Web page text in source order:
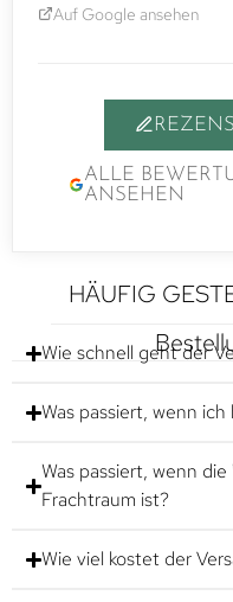
Auf Google ansehen
ALLE
ANSEHEN
HÄUFIG
Wie schnell geht der
Was passiert, wenn
Was passiert, wenn
Frachtraum ist?
Wie viel kostet der